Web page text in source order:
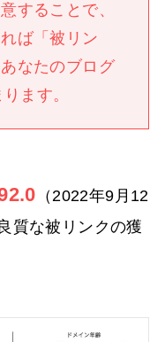
することで、
ば「被リン
なたのブログ
ます。
（2022年9月12
質な被リンクの獲